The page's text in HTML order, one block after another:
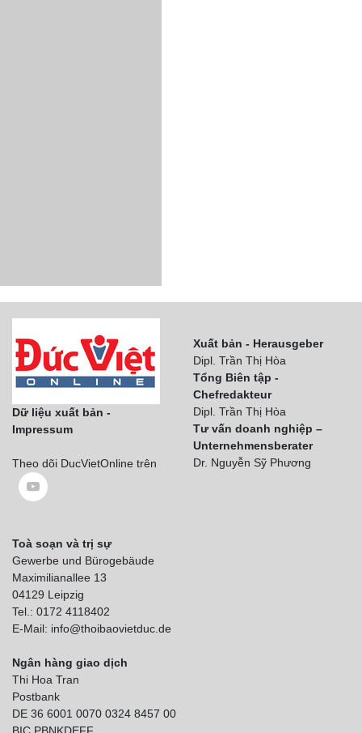
Dữ liệu xuất bản -
Impressum
Theo dõi DucVietOnline trên
Xuất bản - Herausgeber
Dipl. Trần Thị Hòa
Tổng Biên tập -
Chefredakteur
Dipl. Trần Thị Hòa
Tư vấn doanh nghiệp –
Unternehmensberater
Dr. Nguyễn Sỹ Phương
Toà soạn và trị sự
Gewerbe und Bürogebäude
Maximilianallee 13
04129 Leipzig
Tel.: 0172 4118402
E-Mail: info@thoibaovietduc.de
Ngân hàng giao dịch
Thi Hoa Tran
Postbank
DE 36 6001 0070 0324 8457 00